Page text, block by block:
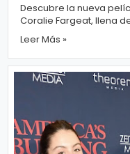
Descubre la nueva
Coralie Fargeat, llena
estelar. La icónica actriz
Leer Más »